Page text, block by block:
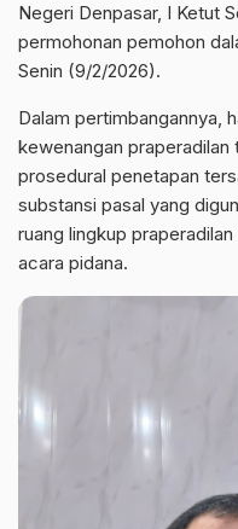
Negeri Denpasar, I Ketut
permohonan pemohon
Senin (9/2/2026).
Dalam pertimbangannya,
kewenangan
prosedural penetapan
substansi pasal yang
ruang lingkup
acara pidana.